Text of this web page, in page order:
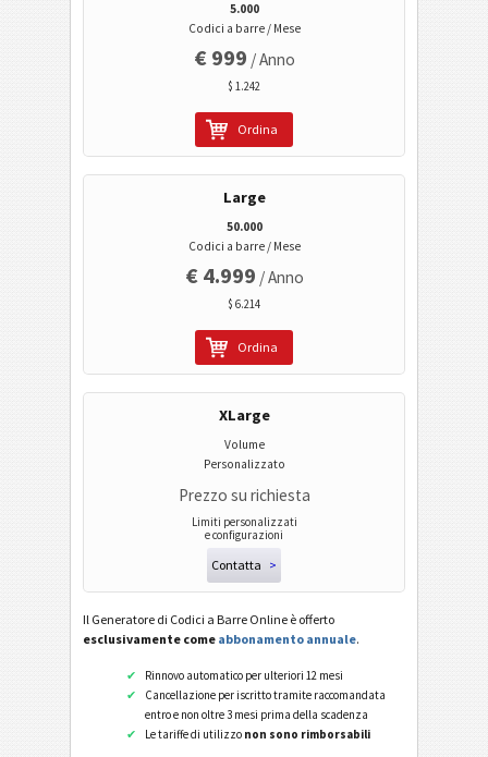
Codici Evento
Codici Wi-Fi
5.000
Codici a barre / Mese
€ 999 / Anno
$ 1.242
Ordina
Large
50.000
Codici a barre / Mese
€ 4.999 / Anno
$ 6.214
Ordina
XLarge
Volume
Personalizzato
Prezzo su richiesta
Limiti personalizzati
e configurazioni
Contatta >
Il Generatore di Codici a Barre Online è offerto
esclusivamente come abbonamento annuale.
Rinnovo automatico per ulteriori 12 mesi
Cancellazione per iscritto tramite raccomandata
entro e non oltre 3 mesi prima della scadenza
Le tariffe di utilizzo non sono rimborsabili